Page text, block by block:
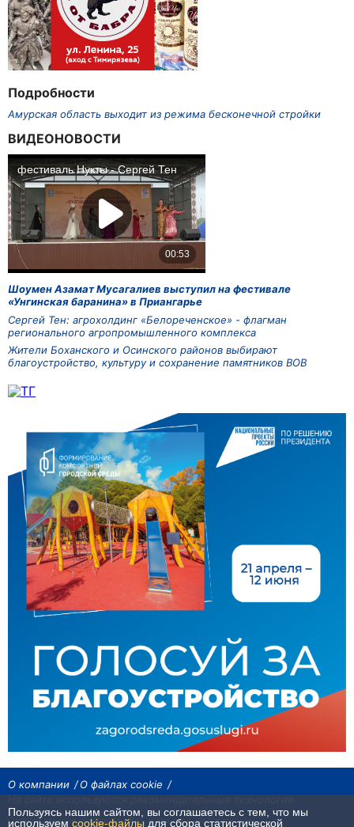
Подробности
Амурская область выходит из режима бесконечной стройки
ВИДЕОНОВОСТИ
Шоумен Азамат Мусагалиев выступил на фестивале
«Унгинская баранина» в Приангарье
Сергей Тен: агрохолдинг «Белореченское» - флагман
регионального агропромышленного комплекса
Жители Боханского и Осинского районов выбирают
благоустройство, культуру и сохранение памятников ВОВ
О компании
О файлах cookie
Сетевое издание «Байкал24». Все права охраняются законом.
Пользуясь нашим сайтом, вы соглашаетесь с тем, что мы
используем cookie-файлы для сбора статистической